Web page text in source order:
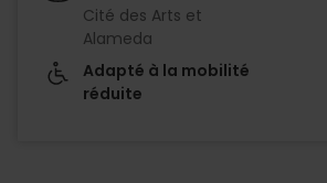
Cité des Arts et
Alameda
Adapté à la mobilité
réduite